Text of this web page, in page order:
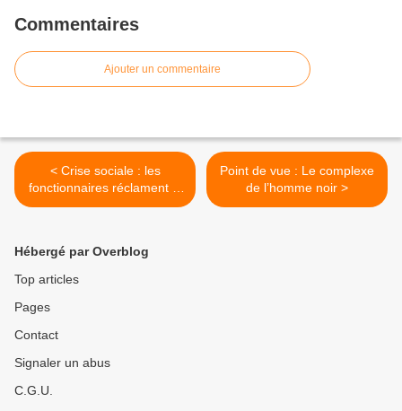
Commentaires
Ajouter un commentaire
< Crise sociale : les
fonctionnaires réclament le
soutien du secteur privé
Point de vue : Le complexe
de l’homme noir >
Hébergé par Overblog
Top articles
Pages
Contact
Signaler un abus
C.G.U.